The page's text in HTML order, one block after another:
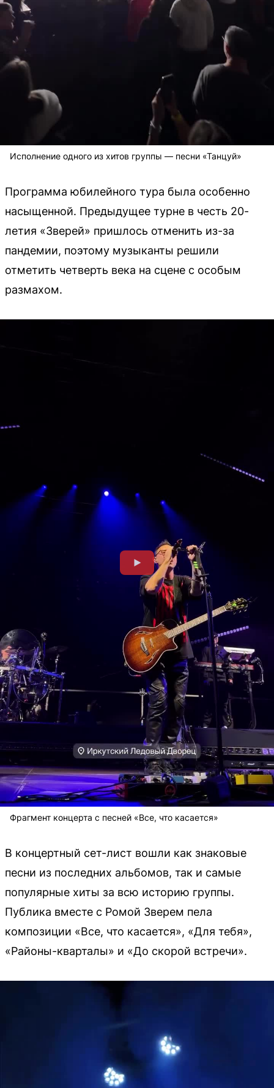
Исполнение одного из хитов группы — песни «Танцуй»
Программа юбилейного тура была особенно
насыщенной. Предыдущее турне в честь 20-
летия «Зверей» пришлось отменить из-за
пандемии, поэтому музыканты решили
отметить четверть века на сцене с особым
размахом.
Фрагмент концерта с песней «Все, что касается»
В концертный сет-лист вошли как знаковые
песни из последних альбомов, так и самые
популярные хиты за всю историю группы.
Публика вместе с Ромой Зверем пела
композиции «Все, что касается», «Для тебя»,
«Районы-кварталы» и «До скорой встречи».